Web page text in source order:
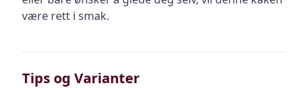
være rett i smak.
Tips og Varianter